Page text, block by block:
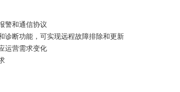
警和通信协议
诊断功能，可实现远程故障排除和更新
运营需求变化